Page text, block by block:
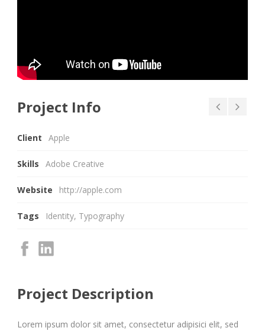
Project Info
Client Apple
Skills Adobe Creative
Website http://apple.com
Tags Identity, Typography
Project Description
Lorem ipsum dolor sit amet, consectetur adipisici elit, sed